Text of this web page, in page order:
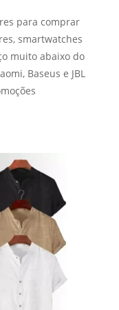
para comprar
smartwatches
muito abaixo do
Baseus e JBL